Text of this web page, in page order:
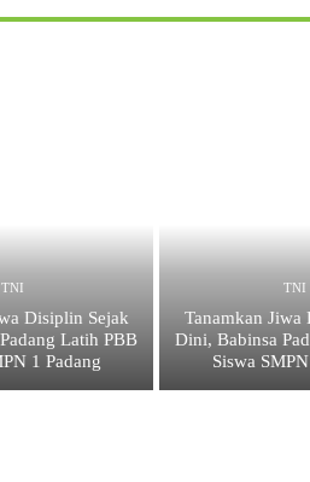
TNI
Disiplin Sejak
Latih PBB
1 Padang
TNI
Tanamkan Jiwa
Dini, Babinsa
Siswa